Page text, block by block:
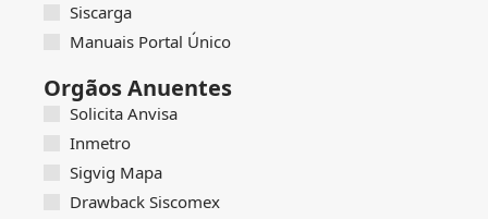
Siscarga
Manuais Portal Único
Orgãos Anuentes
Solicita Anvisa
Inmetro
Sigvig Mapa
Drawback Siscomex